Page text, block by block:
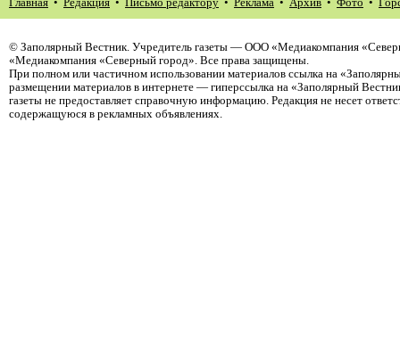
Главная • Редакция • Письмо редактору • Реклама • Архив • Фото •
© Заполярный Вестник. Учредитель газеты — ООО «Медиакомпания
«Медиакомпания «Северный город». Все права защищены.
При полном или частичном использовании материалов ссылка на
размещении материалов в интернете — гиперссылка на «Заполярный
газеты не предоставляет справочную информацию. Редакция не несет
содержащуюся в рекламных объявлениях.